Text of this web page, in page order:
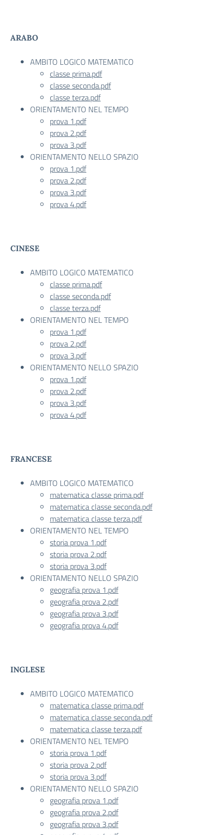
ARABO
AMBITO LOGICO MATEMATICO
classe prima.pdf
classe seconda.pdf
classe terza.pdf
ORIENTAMENTO NEL TEMPO
prova 1.pdf
prova 2.pdf
prova 3.pdf
ORIENTAMENTO NELLO SPAZIO
prova 1.pdf
prova 2.pdf
prova 3.pdf
prova 4.pdf
CINESE
AMBITO LOGICO MATEMATICO
classe prima.pdf
classe seconda.pdf
classe terza.pdf
ORIENTAMENTO NEL TEMPO
prova 1.pdf
prova 2.pdf
prova 3.pdf
ORIENTAMENTO NELLO SPAZIO
prova 1.pdf
prova 2.pdf
prova 3.pdf
prova 4.pdf
FRANCESE
AMBITO LOGICO MATEMATICO
matematica classe prima.pdf
matematica classe seconda.pdf
matematica classe terza.pdf
ORIENTAMENTO NEL TEMPO
storia prova 1.pdf
storia prova 2.pdf
storia prova 3.pdf
ORIENTAMENTO NELLO SPAZIO
geografia prova 1.pdf
geografia prova 2.pdf
geografia prova 3.pdf
geografia prova 4.pdf
INGLESE
AMBITO LOGICO MATEMATICO
matematica classe prima.pdf
matematica classe seconda.pdf
matematica classe terza.pdf
ORIENTAMENTO NEL TEMPO
storia prova 1.pdf
storia prova 2.pdf
storia prova 3.pdf
ORIENTAMENTO NELLO SPAZIO
geografia prova 1.pdf
geografia prova 2.pdf
geografia prova 3.pdf